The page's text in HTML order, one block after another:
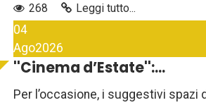
268
Leggi tutto...
04
Ago2026
''Cinema d’Estate'':...
Per l’occasione, i suggestivi spazi